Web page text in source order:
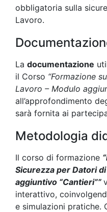
obbligatoria sulla
Lavoro.
La documentazione
il Corso “Formazione
Lavoro – Modulo
all’approfondimento
sarà fornita ai
Metodologia
Il corso di formazione
Sicurezza per Datori di
aggiuntivo “Cantieri””
interattivo,
e simulazioni pratiche.